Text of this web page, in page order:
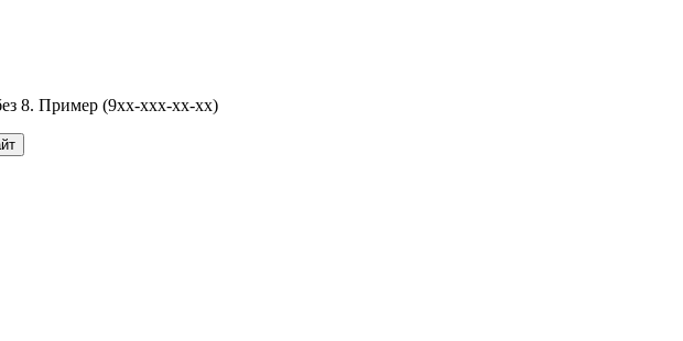
8. Пример (9хх-ххх-хх-хх)